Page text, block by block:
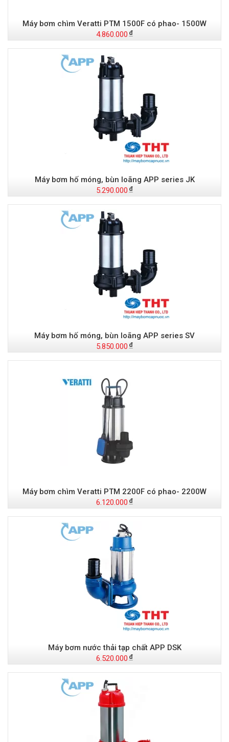
Máy bơm chìm Veratti PTM 1500F có phao- 1500W
4.860.000
Máy bơm hố móng, bùn loãng APP series JK
5.290.000
Máy bơm hố móng, bùn loãng APP series SV
5.850.000
Máy bơm chìm Veratti PTM 2200F có phao- 2200W
6.120.000
Máy bơm nước thải tạp chất APP DSK
6.520.000